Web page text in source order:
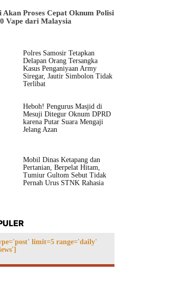
Akan Proses Cepat Oknum Polisi
Vape dari Malaysia
Polres Samosir Tetapkan
Delapan Orang Tersangka
Kasus Penganiyaan Army
Siregar, Jautir Simbolon Tidak
Terlibat
Heboh! Pengurus Masjid di
Mesuji Ditegur Oknum DPRD
karena Putar Suara Mengaji
Jelang Azan
Mobil Dinas Ketapang dan
Pertanian, Berpelat Hitam,
Tumiur Gultom Sebut Tidak
Pernah Urus STNK Rahasia
limit=5 range='daily'